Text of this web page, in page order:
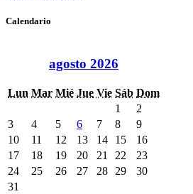
Calendario
agosto 2026
Lun Mar Mié Jue Vie Sáb Dom
1
2
3
4 5 6 7 8
9
10
11 12 13 14 15
16
17
18 19 20 21 22
23
24
25 26 27 28 29
30
31